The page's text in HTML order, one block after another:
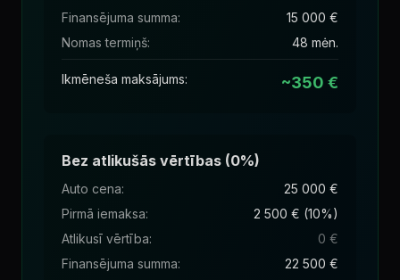
Finansējuma summa:
15 000 €
Nomas termiņš: 48 mėn.
Ikmēneša maksājums: ~350 €
Bez atlikušās vērtības (0%)
Auto cena:
25 000 €
Pirmā iemaksa:
2 500 € (10%)
Atlikusī vērtība:
0 €
Finansējuma summa:
22 500 €